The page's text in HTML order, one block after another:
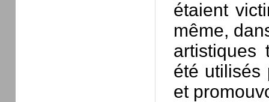
étaient
même,
artistiques
été utilisés
et